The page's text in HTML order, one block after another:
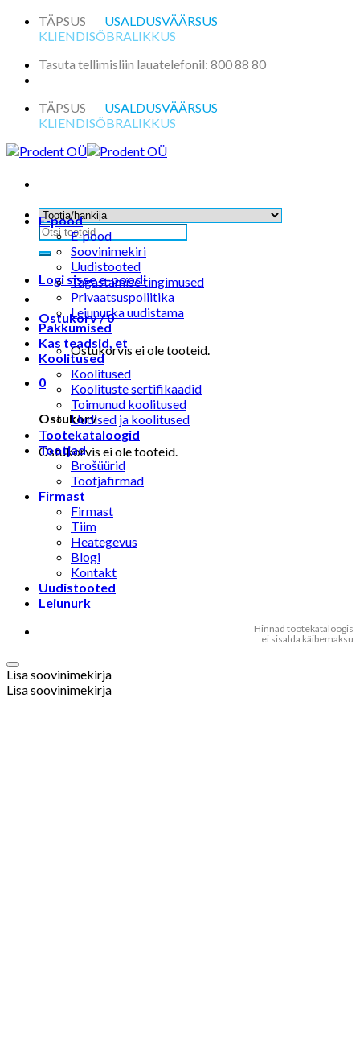
Skip
TÄPSUS
USALDUSVÄÄRSUS
KLIENDISÕBRALIKKUS
Tasuta tellimisliin lauatelefonil: 800 88 80
TÄPSUS
USALDUSVÄÄRSUS
KLIENDISÕBRALIKKUS
Otsi:
Logi sisse e-poodi
Ostukorv /0
Ostukorvis ei ole tooteid.
0
Ostukorv
Ostukorvis ei ole tooteid.
E-pood
E-pood
Soovinimekiri
Uudistooted
Tagastamise tingimused
Privaatsuspoliitika
Leiunurka uudistama
Pakkumised
Kas teadsid, et
Koolitused
Koolitused
Koolituste sertifikaadid
Toimunud koolitused
Uudised ja koolitused
Tootekataloogid
Tootjad
Brošüürid
Tootjafirmad
Firmast
Firmast
Tiim
Heategevus
Blogi
Kontakt
Uudistooted
Leiunurk
Hinnad tootekataloogis
ei sisalda käibemaksu
Lisa soovinimekirja
Lisa soovinimekirja